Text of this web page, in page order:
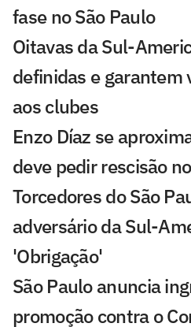
fase no São Paulo
Oitavas da Sul-
definidas e garantem
aos clubes
Enzo Díaz se
deve pedir rescisão
Torcedores do São
adversário da Sul-
'Obrigação'
São Paulo anuncia
promoção contra o